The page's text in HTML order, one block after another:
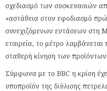
σχεδιασμό των συσκευασιών
«αστάθεια στον εφοδιασμό
συνεχιζόμενων εντάσεων στη
εταιρεία, το μέτρο
σταθερή κίνηση των
Σύμφωνα με το BBC η κρίση
υποπροϊόν της διύλισης